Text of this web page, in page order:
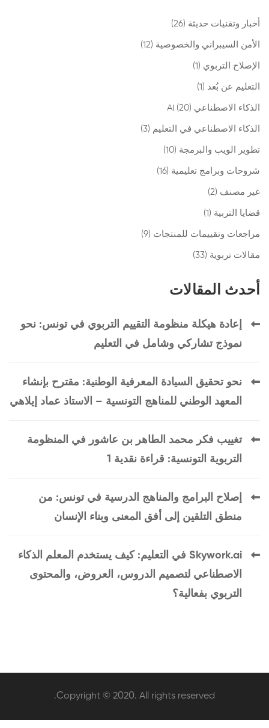
أخبار وتقنيات حديثة (26)
الأمن السيبراني والخصوصية (12)
الإصلاح التربوي (1)
التعليم عن بُعد (1)
الذكاء الاصطناعي AI (20)
الذكاء الاصطناعي في التعليم (3)
تطوير الويب والبرمجة (10)
شروحات وبرامج تعليمية (16)
غير مصنف (2)
قضايا التربية (1)
مراجعات وتقييمات للمنتجات (9)
مقالات تربوية (33)
أحدث المقالات
إعادة هيكلة منظومة التقييم التربوي في تونس: نحو
نموذج تشاركي وشامل في التعليم
نحو تحقيق السيادة المعرفية الوطنية: مقترح بإنشاء
المعهد الوطني للمناهج التونسية – الاستاذ عماد إيلاهي
تغييب فكر محمد الطاهر بن عاشور في المنظومة
التربوية التونسية: قراءة نقدية 1
إصلاح البرامج والمناهج الدرسية في تونس: من
منطق التلقين إلى أفق المعنى وبناء الإنسان
Skywork.ai في التعليم: كيف يستخدم المعلم الذكاء
الاصطناعي لتصميم الدروس، العروض، والمحتوى
التربوي بفعالية؟
Copyright © 2020. All rights reserved.